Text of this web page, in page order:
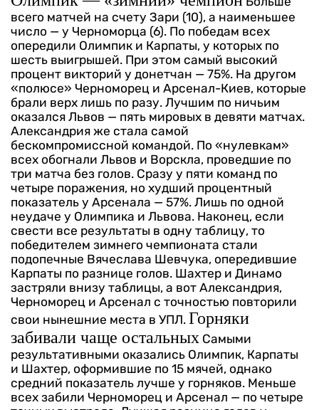
всего матчей на счету Зари (10), а наименьшее
число — у Черноморца (6). По победам всех
опередили Олимпик и Карпаты, у которых по
шесть выигрышей. При этом самый высокий
процент викторий у донетчан — 75%. На другом
«полюсе» Черноморец и Арсенал-Киев, которые
брали верх лишь по разу. Лучшим по ничьим
оказался Львов — пять мировых в девяти матчах.
Александрия же стала самой
бескомпромиссной командой. По «нулевкам»
всех обогнали Львов и Ворскла, проведшие по
три матча без голов. Сразу у пяти команд по
четыре поражения, но худший процентный
показатель у Арсенала — 57%. Лишь по одной
неудаче у Олимпика и Львова. Наконец, если
свести все результаты в одну таблицу, то
победителем зимнего чемпионата стали
подопечные Вячеслава Шевчука, опередившие
Карпаты по разнице голов. Шахтер и Динамо
застряли внизу таблицы, а вот Александрия,
Черноморец и Арсенал с точностью повторили
свои нынешние места в УПЛ. Горняки
забивали чаще остальных Самыми
результативными оказались Олимпик, Карпаты
и Шахтер, оформившие по 15 мячей, однако
средний показатель лучше у горняков. Меньше
всех забили Черноморец и Арсенал — по четыре